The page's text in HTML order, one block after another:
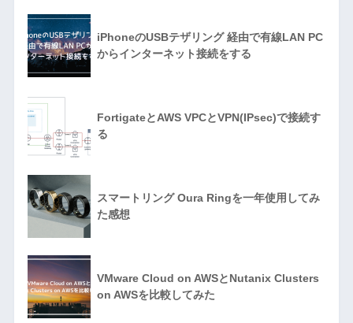
iPhoneのUSBテザリング 経由で有線LAN PC
からインターネット接続をする
FortigateとAWS VPCとVPN(IPsec)で接続す
る
スマートリング Oura Ringを一年使用してみ
た感想
VMware Cloud on AWSとNutanix Clusters
on AWSを比較してみた